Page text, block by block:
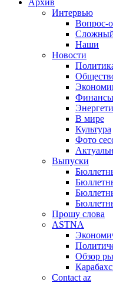
Архив
Интервью
Вопрос-
Наши
Новости
Финансы
В мире
Культура
Фото
Выпуски
Прошу слова
ASTNA
Обзор
Contact az